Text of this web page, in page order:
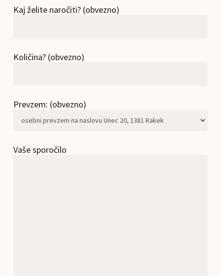
Kaj želite naročiti? (obvezno)
Količina? (obvezno)
Prevzem: (obvezno)
Vaše sporočilo